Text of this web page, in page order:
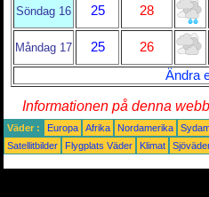
Söndag 16 25 28
Måndag 17 25
26
Ändra
Informationen på denna
Väder : Europa Afrika Nordamerika
Satellitbilder
Flygplats Väder Klimat